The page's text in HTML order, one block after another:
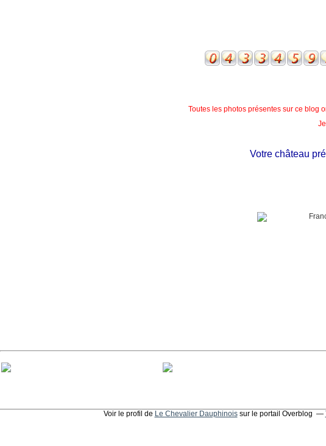
Toutes les photos présentes sur ce blog
Votre château
Voir le profil de Le Chevalier Dauphinoissur le portail Overblog